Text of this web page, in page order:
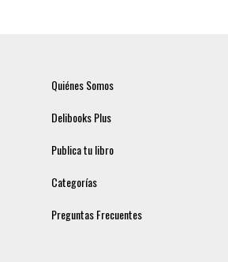
Quiénes Somos
Delibooks Plus
Publica tu libro
Categorías
Preguntas Frecuentes